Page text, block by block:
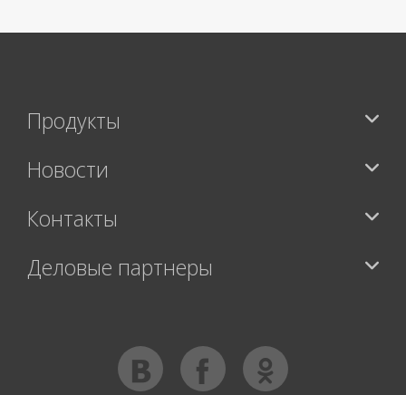
Продукты
Новости
Контакты
Деловые партнеры